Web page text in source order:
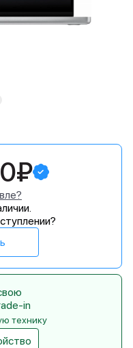
in
технику